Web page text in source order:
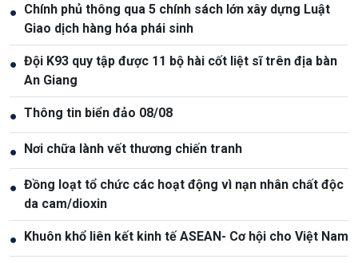
● Chính phủ thông qua 5 chính sách lớn xây dựng Luật
Giao dịch hàng hóa phái sinh
● Đội K93 quy tập được 11 bộ hài cốt liệt sĩ trên địa bàn
An Giang
● Thông tin biển đảo 08/08
● Nơi chữa lành vết thương chiến tranh
● Đồng loạt tổ chức các hoạt động vì nạn nhân chất độc
da cam/dioxin
● Khuôn khổ liên kết kinh tế ASEAN- Cơ hội cho Việt Nam